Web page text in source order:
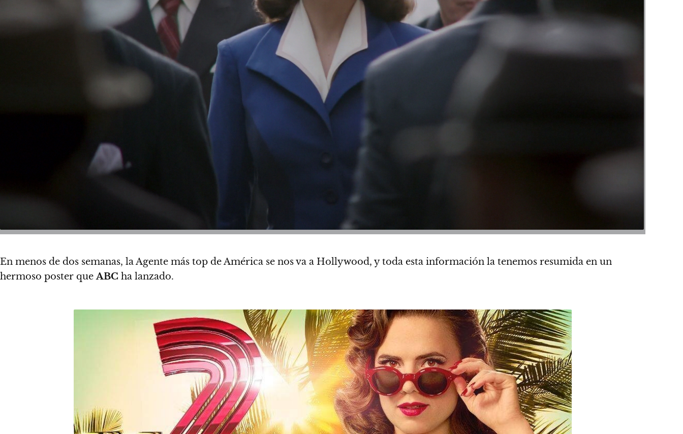
En menos de dos semanas, la Agente más top de América se nos va a Hollywood, y toda esta información la tenemos resumida en un
hermoso poster queABC ha lanzado.